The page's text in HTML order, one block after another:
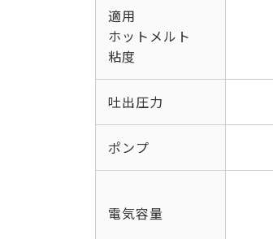
適用
ホットメルト
粘度
吐出圧力
ポンプ
電気容量